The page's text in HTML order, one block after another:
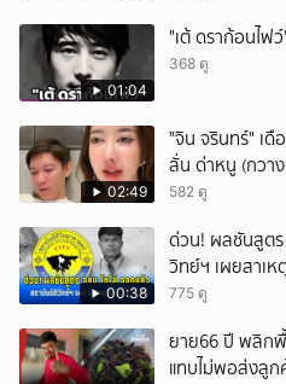
01:04
"เต้ ดราก้อนไฟ
368 ดู
02:49
"จิน จรินทร์" เดื
ลั่น ด่าหนู (กวา
คนของผม จบ!!!
582 ดู
00:38
ด่วน! ผลชันสูต
วิทย์ฯ เผยสาเห
775 ดู
ยาย66 ปี พลิก
แทบไม่พอส่งลูก